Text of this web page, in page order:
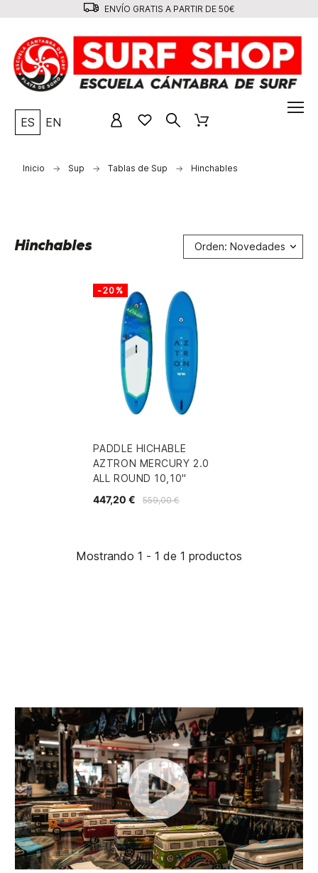
ENVÍO GRATIS A PARTIR DE 50€
ES EN
Inicio Sup Tablas de Sup Hinchables
Hinchables Orden: Novedades
PADDLE HICHABLE
AZTRON MERCURY 2.0
ALL ROUND 10,10"
559,00 €
447,20 €
-20%
Mostrando 1 - 1 de 1 productos